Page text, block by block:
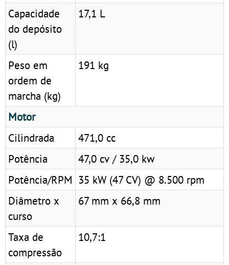
Capacidade
do depósito
(l)
17,1 L
Peso em
ordem de
marcha (kg)
191 kg
Motor
Cilindrada
471,0 cc
Potência
47,0 cv / 35,0 kw
Potência/RPM 35 kW (47 CV) @ 8.500 rpm
Diâmetro x
curso
67 mm x 66,8 mm
Taxa de
compressão
10,7:1